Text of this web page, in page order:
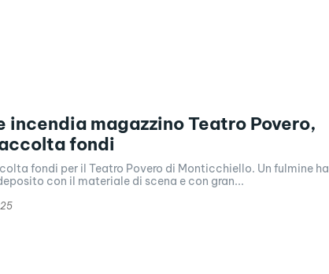
incendia magazzino Teatro Povero,
fondi
fondi per il Teatro Povero di Monticchiello. Un fulmine ha
con il materiale di scena e con gran...